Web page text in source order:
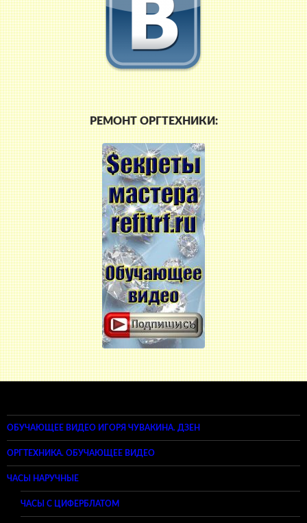
РЕМОНТ ОРГТЕХНИКИ:
ОБУЧАЮЩЕЕ ВИДЕО ИГОРЯ ЧУВАКИНА. ДЗЕН
ОРГТЕХНИКА. ОБУЧАЮЩЕЕ ВИДЕО
ЧАСЫ НАРУЧНЫЕ
ЧАСЫ С ЦИФЕРБЛАТОМ